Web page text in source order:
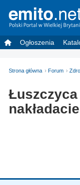
Ogłoszenia
Strona główna Forum